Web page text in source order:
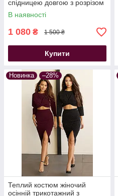
спідницею довгою з розрізом
сірий
В наявності
1 080 ₴ 1 500 ₴
Купити
Новинка –28%
Теплий костюм жіночий
осінній трикотажний з